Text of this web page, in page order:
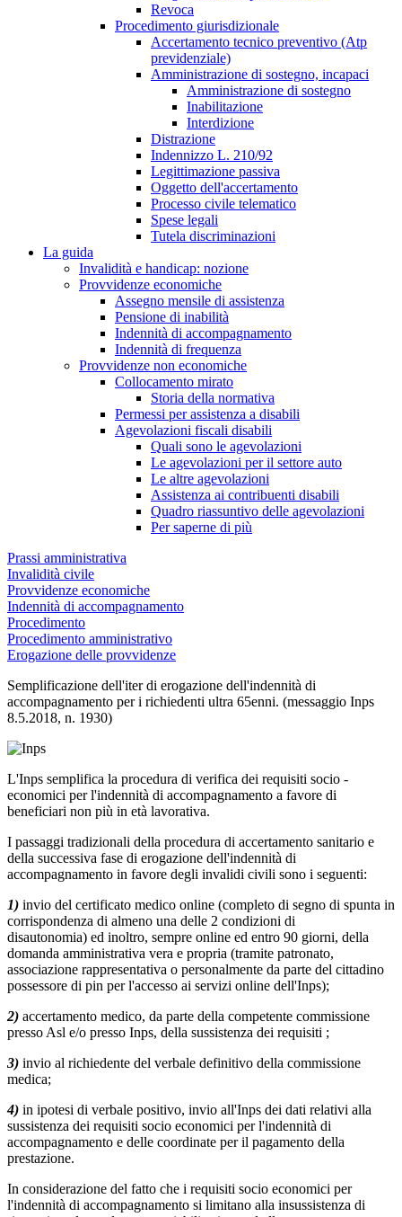
Revoca
Procedimento giurisdizionale
Accertamento tecnico preventivo (Atp
previdenziale)
Amministrazione di sostegno, incapaci
Amministrazione di sostegno
Inabilitazione
Interdizione
Distrazione
Indennizzo L. 210/92
Legittimazione passiva
Oggetto dell'accertamento
Processo civile telematico
Spese legali
Tutela discriminazioni
La guida
Invalidità e handicap: nozione
Provvidenze economiche
Assegno mensile di assistenza
Pensione di inabilità
Indennità di accompagnamento
Indennità di frequenza
Provvidenze non economiche
Collocamento mirato
Storia della normativa
Permessi per assistenza a disabili
Agevolazioni fiscali disabili
Quali sono le agevolazioni
Le agevolazioni per il settore auto
Le altre agevolazioni
Assistenza ai contribuenti disabili
Quadro riassuntivo delle agevolazioni
Per saperne di più
Prassi amministrativa
Invalidità civile
Provvidenze economiche
Indennità di accompagnamento
Procedimento
Procedimento amministrativo
Erogazione delle provvidenze
Semplificazione dell'iter di erogazione dell'indennità di
accompagnamento per i richiedenti ultra 65enni. (messaggio Inps
8.5.2018, n. 1930)
L'Inps semplifica la procedura di verifica dei requisiti socio -
economici per l'indennità di accompagnamento a favore di
beneficiari non più in età lavorativa.
I passaggi tradizionali della procedura di accertamento sanitario e
della successiva fase di erogazione dell'indennità di
accompagnamento in favore degli invalidi civili sono i seguenti:
1) invio del certificato medico online (completo di segno di spunta in
corrispondenza di almeno una delle 2 condizioni di
disautonomia) ed inoltro, sempre online ed entro 90 giorni, della
domanda amministrativa vera e propria (tramite patronato,
associazione rappresentativa o personalmente da parte del cittadino
possessore di pin per l'accesso ai servizi online dell'Inps);
2) accertamento medico, da parte della competente commissione
presso Asl e/o presso Inps, della sussistenza dei requisiti ;
3) invio al richiedente del verbale definitivo della commissione
medica;
4) in ipotesi di verbale positivo, invio all'Inps dei dati relativi alla
sussistenza dei requisiti socio economici per l'indennità di
accompagnamento e delle coordinate per il pagamento della
prestazione.
In considerazione del fatto che i requisiti socio economici per
l'indennità di accompagnamento si limitano alla insussistenza di